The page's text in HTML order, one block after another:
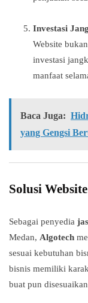
Investasi
Website
investasi
manfaat
Baca Juga:
yang Gengsi
Solusi
Sebagai penyedia
Medan, Algotech
sesuai kebutuhan
bisnis memiliki
buat pun